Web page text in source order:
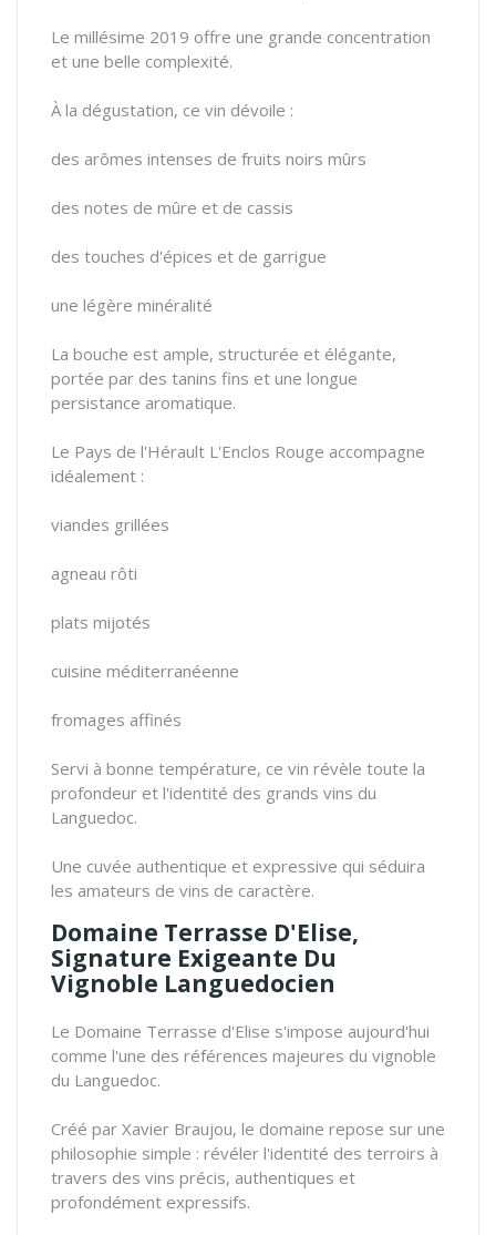
Le millésime 2019 offre une grande concentration
et une belle complexité.
À la dégustation, ce vin dévoile :
des arômes intenses de fruits noirs mûrs
des notes de mûre et de cassis
des touches d'épices et de garrigue
une légère minéralité
La bouche est ample, structurée et élégante,
portée par des tanins fins et une longue
persistance aromatique.
Le Pays de l'Hérault L'Enclos Rouge accompagne
idéalement :
viandes grillées
agneau rôti
plats mijotés
cuisine méditerranéenne
fromages affinés
Servi à bonne température, ce vin révèle toute la
profondeur et l'identité des grands vins du
Languedoc.
Une cuvée authentique et expressive qui séduira
les amateurs de vins de caractère.
Domaine Terrasse D'Elise,
Signature Exigeante Du
Vignoble Languedocien
Le Domaine Terrasse d'Elise s'impose aujourd'hui
comme l'une des références majeures du vignoble
du Languedoc.
Créé par Xavier Braujou, le domaine repose sur une
philosophie simple : révéler l'identité des terroirs à
travers des vins précis, authentiques et
profondément expressifs.